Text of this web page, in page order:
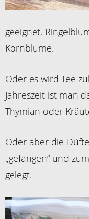
geeignet,
Kornblume.
Oder es wird Tee
Jahreszeit ist man
Thymian oder
Oder aber die
„gefangen“ und
gelegt.